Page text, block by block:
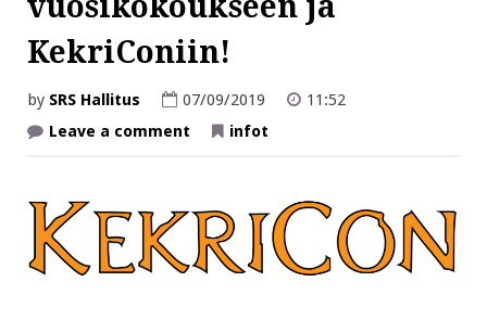
KekriConiin!
by SRS Hallitus 07/09/2019
11:52
Leave a comment
vuosikokoukseen
ja
KekriConiin!
infot